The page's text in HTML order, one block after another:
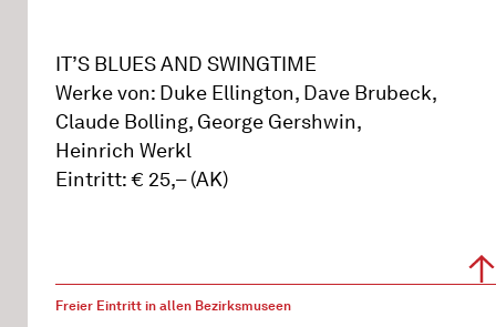
IT’S BLUES AND SWINGTIME
Werke von: Duke Ellington, Dave Brubeck,
Claude Bolling, George Gershwin,
Heinrich Werkl
Eintritt: € 25,– (AK)
Freier Eintritt in allen Bezirksmuseen